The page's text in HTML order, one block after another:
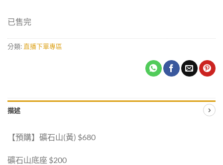
已售完
分類: 直播下單專區
描述
【預購】礦石山(黃) $680
礦石山底座 $200